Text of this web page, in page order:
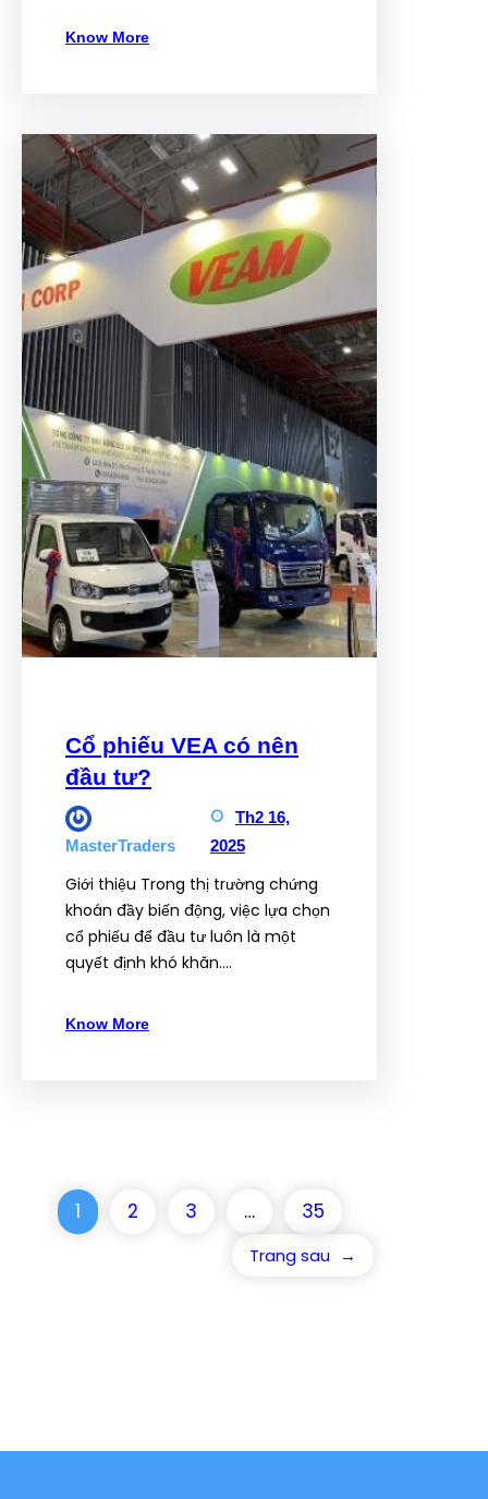
Know More
Cổ phiếu VEA có nên
đầu tư?
MasterTraders
Th2 16,
2025
Giới thiệu Trong thị trường chứng
khoán đầy biến động, việc lựa chọn
cổ phiếu để đầu tư luôn là một
quyết định khó khăn.…
Know More
1 2 3 … 35
Trang sau →